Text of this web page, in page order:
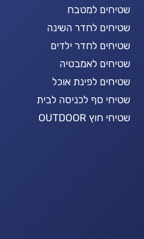
שטיחים למטבח
שטיחים לחדר השינה
שטיחים לחדר ילדים
שטיחים לאמבטיה
שטיחים לפינת אוכל
שטיחי סף לכניסה לבית
שטיחי חוץ OUTDOOR